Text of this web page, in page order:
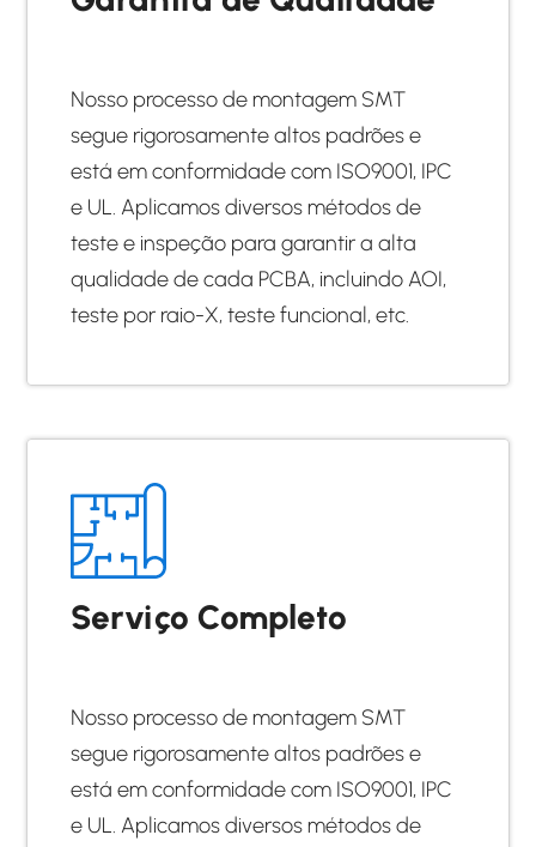
Nosso processo de montagem SMT
segue rigorosamente altos padrões e
está em conformidade com ISO9001, IPC
e UL. Aplicamos diversos métodos de
teste e inspeção para garantir a alta
qualidade de cada PCBA, incluindo AOI,
teste por raio-X, teste funcional, etc.
Serviço Completo
Nosso processo de montagem SMT
segue rigorosamente altos padrões e
está em conformidade com ISO9001, IPC
e UL. Aplicamos diversos métodos de